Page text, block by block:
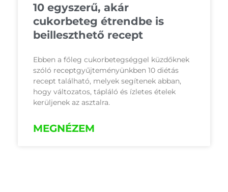
10 egyszerű, akár
cukorbeteg étrendbe is
beilleszthető recept
Ebben a főleg cukorbetegséggel küzdőknek
szóló receptgyűjteményünkben 10 diétás
recept található, melyek segítenek abban,
hogy változatos, tápláló és ízletes ételek
kerüljenek az asztalra.
MEGNÉZEM